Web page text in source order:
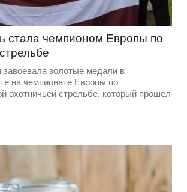
стала чемпионом Европы по
золотые медали в
на чемпионате Европы по
охотничьей стрельбе, который прошёл